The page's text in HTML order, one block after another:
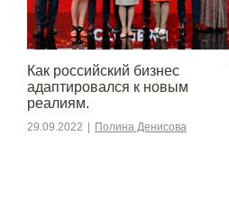
​​Как российский бизнес
адаптировался к новым
реалиям.
29.09.2022 Полина Денисова